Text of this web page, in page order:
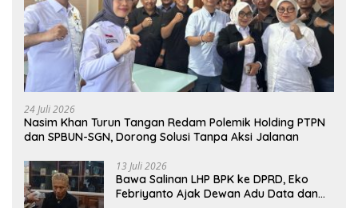
24 Juli 2026
Nasim Khan Turun Tangan Redam Polemik Holding PTPN
dan SPBUN-SGN, Dorong Solusi Tanpa Aksi Jalanan
13 Juli 2026
Bawa Salinan LHP BPK ke DPRD, Eko
Febriyanto Ajak Dewan Adu Data dan